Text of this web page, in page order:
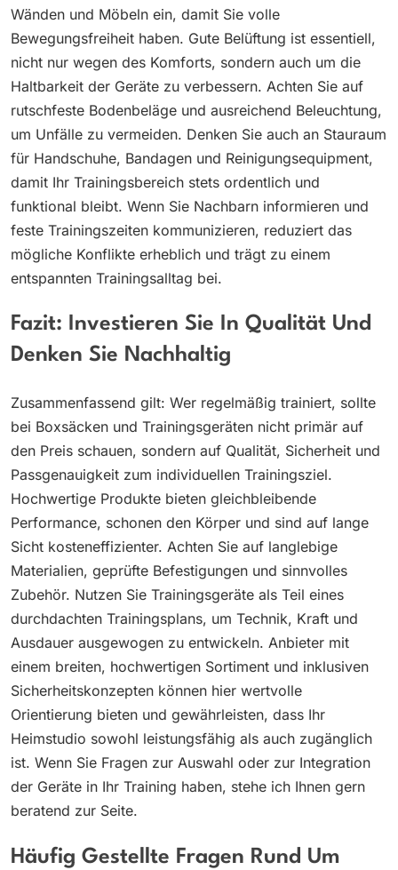
Wänden und Möbeln ein, damit Sie volle
Bewegungsfreiheit haben. Gute Belüftung ist essentiell,
nicht nur wegen des Komforts, sondern auch um die
Haltbarkeit der Geräte zu verbessern. Achten Sie auf
rutschfeste Bodenbeläge und ausreichend Beleuchtung,
um Unfälle zu vermeiden. Denken Sie auch an Stauraum
für Handschuhe, Bandagen und Reinigungsequipment,
damit Ihr Trainingsbereich stets ordentlich und
funktional bleibt. Wenn Sie Nachbarn informieren und
feste Trainingszeiten kommunizieren, reduziert das
mögliche Konflikte erheblich und trägt zu einem
entspannten Trainingsalltag bei.
Fazit: Investieren Sie In Qualität Und
Denken Sie Nachhaltig
Zusammenfassend gilt: Wer regelmäßig trainiert, sollte
bei Boxsäcken und Trainingsgeräten nicht primär auf
den Preis schauen, sondern auf Qualität, Sicherheit und
Passgenauigkeit zum individuellen Trainingsziel.
Hochwertige Produkte bieten gleichbleibende
Performance, schonen den Körper und sind auf lange
Sicht kosteneffizienter. Achten Sie auf langlebige
Materialien, geprüfte Befestigungen und sinnvolles
Zubehör. Nutzen Sie Trainingsgeräte als Teil eines
durchdachten Trainingsplans, um Technik, Kraft und
Ausdauer ausgewogen zu entwickeln. Anbieter mit
einem breiten, hochwertigen Sortiment und inklusiven
Sicherheitskonzepten können hier wertvolle
Orientierung bieten und gewährleisten, dass Ihr
Heimstudio sowohl leistungsfähig als auch zugänglich
ist. Wenn Sie Fragen zur Auswahl oder zur Integration
der Geräte in Ihr Training haben, stehe ich Ihnen gern
beratend zur Seite.
Häufig Gestellte Fragen Rund Um